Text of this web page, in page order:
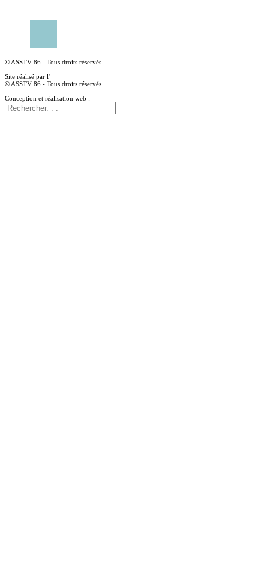
© ASSTV 86 - Tous droits réservés.
-
Site réalisé par l'
© ASSTV 86 - Tous droits réservés.
-
Conception et réalisation web :